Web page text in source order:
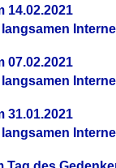
14.02.2021
07.02.2021
31.01.2021